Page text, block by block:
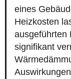
eines
Heizkosten
ausgeführten
signifikant